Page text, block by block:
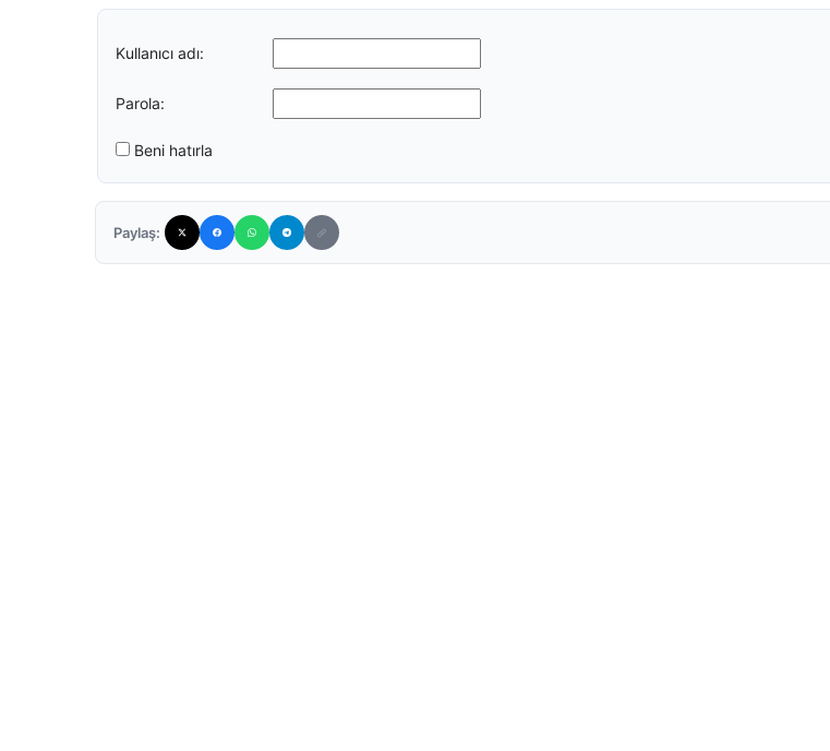
Kullanıcı adı:
Parola:
Beni hatırla
Paylaş: